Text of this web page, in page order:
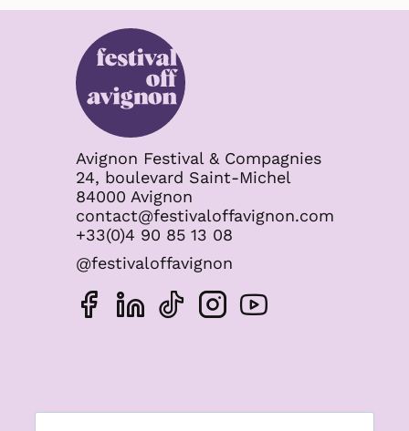
Avignon Festival & Compagnies
24, boulevard Saint-Michel
84000 Avignon
contact@festivaloffavignon.com
+33(0)4 90 85 13 08
@festivaloffavignon